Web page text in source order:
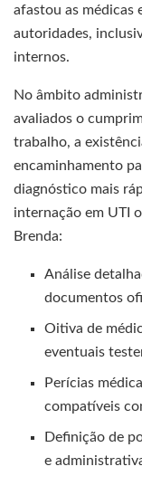
afastou as médicas
autoridades,
internos.
No âmbito
avaliados o
trabalho, a
encaminhamento
diagnóstico mais
internação em UTI
Brenda:
Análise
documentos
Oitiva de
eventuais
Perícias
compatíveis
Definição de
e